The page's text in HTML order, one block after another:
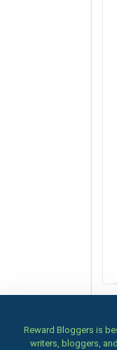
Reward Bloggers is
writers, bloggers,